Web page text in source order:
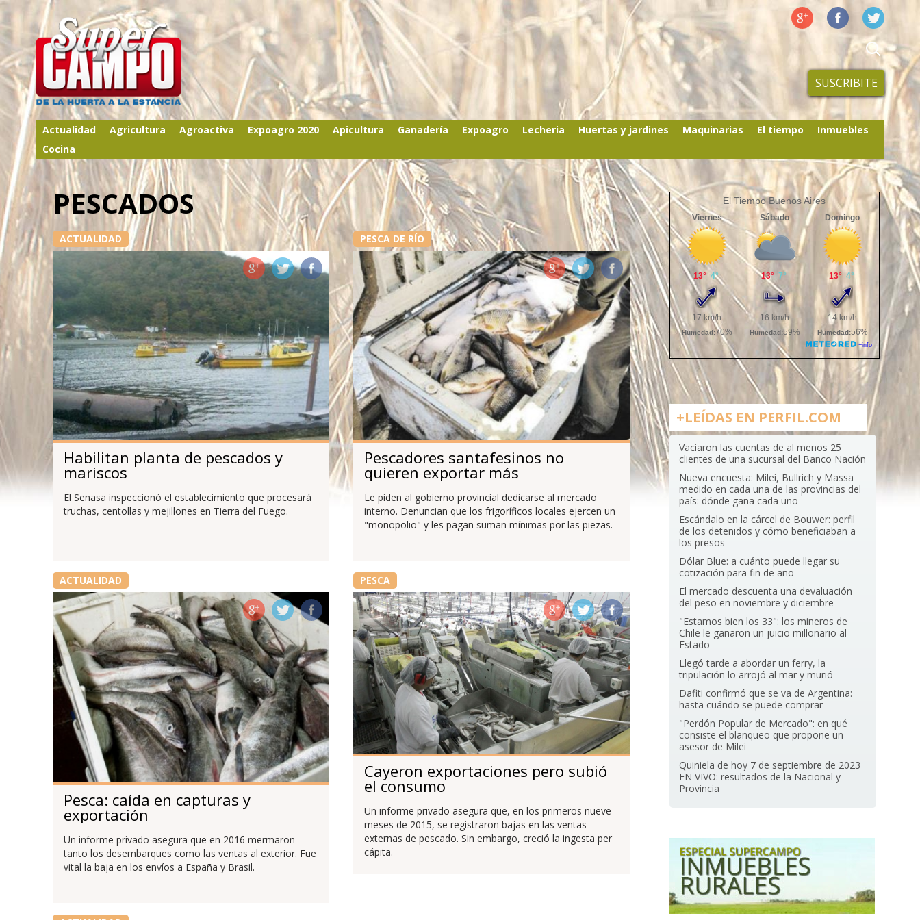
SUSCRIBITE
Actualidad Agricultura Agroactiva Expoagro 2020 Apicultura Ganadería Expoagro Lecheria Huertas y jardines Maquinarias El tiempo
Inmuebles
Cocina
PESCADOS
ACTUALIDAD
Habilitan planta de pescados y
mariscos
El Senasa inspeccionó el establecimiento que procesará
truchas, centollas y mejillones en Tierra del Fuego.
PESCA DE RÍO
Pescadores santafesinos no
quieren exportar más
Le piden al gobierno provincial dedicarse al mercado
interno. Denuncian que los frigoríficos locales ejercen un
"monopolio" y les pagan suman mínimas por las piezas.
ACTUALIDAD
Pesca: caída en capturas y
exportación
Un informe privado asegura que en 2016 mermaron
tanto los desembarques como las ventas al exterior. Fue
vital la baja en los envíos a España y Brasil.
PESCA
Cayeron exportaciones pero subió
el consumo
Un informe privado asegura que, en los primeros nueve
meses de 2015, se registraron bajas en las ventas
externas de pescado. Sin embargo, creció la ingesta per
cápita.
El Tiempo Buenos Aires
+LEÍDAS EN PERFIL.COM
Vaciaron las cuentas de al menos 25
clientes de una sucursal del Banco Nación
Nueva encuesta: Milei, Bullrich y Massa
medido en cada una de las provincias del
país: dónde gana cada uno
Escándalo en la cárcel de Bouwer: perfil
de los detenidos y cómo beneficiaban a
los presos
Dólar Blue: a cuánto puede llegar su
cotización para fin de año
El mercado descuenta una devaluación
del peso en noviembre y diciembre
"Estamos bien los 33": los mineros de
Chile le ganaron un juicio millonario al
Estado
Llegó tarde a abordar un ferry, la
tripulación lo arrojó al mar y murió
Dafiti confirmó que se va de Argentina:
hasta cuándo se puede comprar
"Perdón Popular de Mercado": en qué
consiste el blanqueo que propone un
asesor de Milei
Quiniela de hoy 7 de septiembre de 2023
EN VIVO: resultados de la Nacional y
Provincia